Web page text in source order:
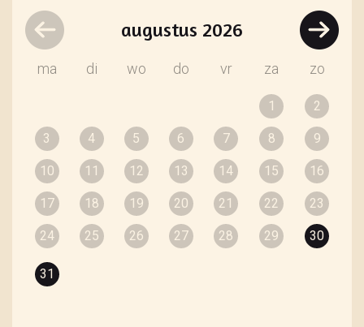
augustus 2026
ma di wo do vr za zo
1 2
3 4 5 6 7 8 9
10 11 12 13 14 15 16
17 18 19 20 21 22 23
24 25 26 27 28 29 30
31